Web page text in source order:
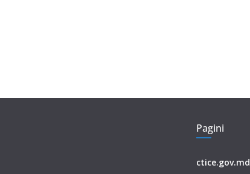
Pagini
ctice.gov.md